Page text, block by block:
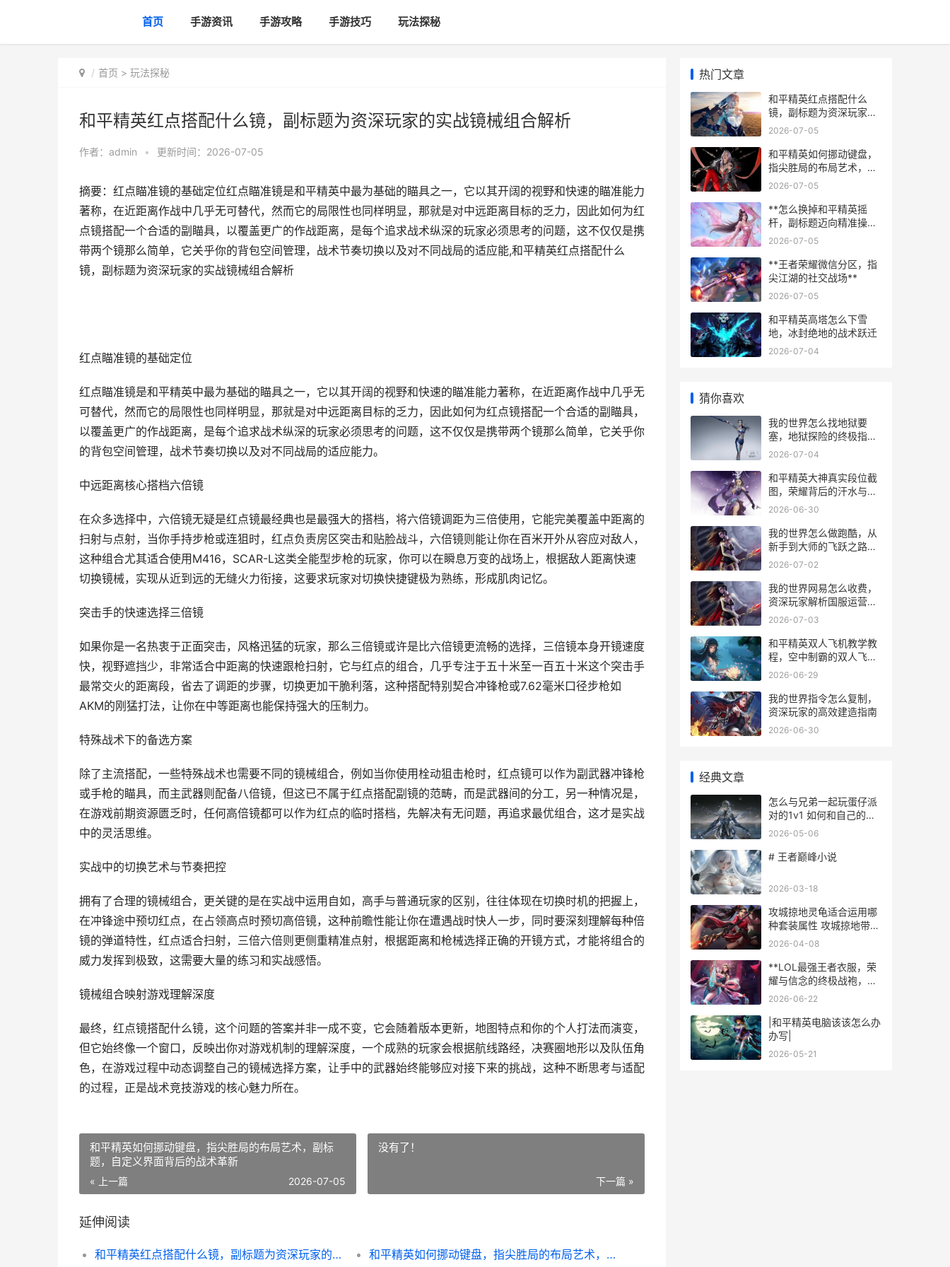
首页 手游资讯 手游攻略 手游技巧 玩法探秘
首页 > 玩法探秘
和平精英红点搭配什么镜，副标题为资深玩家的实战镜械组合解析
作者： admin • 更新时间：2026-07-05
摘要：红点瞄准镜的基础定位红点瞄准镜是和平精英中最为基础的瞄具之一，它以其开阔的视野和快速的瞄准能力
著称，在近距离作战中几乎无可替代，然而它的局限性也同样明显，那就是对中远距离目标的乏力，因此如何为红
点镜搭配一个合适的副瞄具，以覆盖更广的作战距离，是每个追求战术纵深的玩家必须思考的问题，这不仅仅是携
带两个镜那么简单，它关乎你的背包空间管理，战术节奏切换以及对不同战局的适应能,和平精英红点搭配什么
镜，副标题为资深玩家的实战镜械组合解析
红点瞄准镜的基础定位
红点瞄准镜是和平精英中最为基础的瞄具之一，它以其开阔的视野和快速的瞄准能力著称，在近距离作战中几乎无
可替代，然而它的局限性也同样明显，那就是对中远距离目标的乏力，因此如何为红点镜搭配一个合适的副瞄具，
以覆盖更广的作战距离，是每个追求战术纵深的玩家必须思考的问题，这不仅仅是携带两个镜那么简单，它关乎你
的背包空间管理，战术节奏切换以及对不同战局的适应能力。
中远距离核心搭档六倍镜
在众多选择中，六倍镜无疑是红点镜最经典也是最强大的搭档，将六倍镜调距为三倍使用，它能完美覆盖中距离的
扫射与点射，当你手持步枪或连狙时，红点负责房区突击和贴脸战斗，六倍镜则能让你在百米开外从容应对敌人，
这种组合尤其适合使用M416，SCAR-L这类全能型步枪的玩家，你可以在瞬息万变的战场上，根据敌人距离快速
切换镜械，实现从近到远的无缝火力衔接，这要求玩家对切换快捷键极为熟练，形成肌肉记忆。
突击手的快速选择三倍镜
如果你是一名热衷于正面突击，风格迅猛的玩家，那么三倍镜或许是比六倍镜更流畅的选择，三倍镜本身开镜速度
快，视野遮挡少，非常适合中距离的快速跟枪扫射，它与红点的组合，几乎专注于五十米至一百五十米这个突击手
最常交火的距离段，省去了调距的步骤，切换更加干脆利落，这种搭配特别契合冲锋枪或7.62毫米口径步枪如
AKM的刚猛打法，让你在中等距离也能保持强大的压制力。
特殊战术下的备选方案
除了主流搭配，一些特殊战术也需要不同的镜械组合，例如当你使用栓动狙击枪时，红点镜可以作为副武器冲锋枪
或手枪的瞄具，而主武器则配备八倍镜，但这已不属于红点搭配副镜的范畴，而是武器间的分工，另一种情况是，
在游戏前期资源匮乏时，任何高倍镜都可以作为红点的临时搭档，先解决有无问题，再追求最优组合，这才是实战
中的灵活思维。
实战中的切换艺术与节奏把控
拥有了合理的镜械组合，更关键的是在实战中运用自如，高手与普通玩家的区别，往往体现在切换时机的把握上，
在冲锋途中预切红点，在占领高点时预切高倍镜，这种前瞻性能让你在遭遇战时快人一步，同时要深刻理解每种倍
镜的弹道特性，红点适合扫射，三倍六倍则更侧重精准点射，根据距离和枪械选择正确的开镜方式，才能将组合的
威力发挥到极致，这需要大量的练习和实战感悟。
镜械组合映射游戏理解深度
最终，红点镜搭配什么镜，这个问题的答案并非一成不变，它会随着版本更新，地图特点和你的个人打法而演变，
但它始终像一个窗口，反映出你对游戏机制的理解深度，一个成熟的玩家会根据航线路经，决赛圈地形以及队伍角
色，在游戏过程中动态调整自己的镜械选择方案，让手中的武器始终能够应对接下来的挑战，这种不断思考与适配
的过程，正是战术竞技游戏的核心魅力所在。
和平精英如何挪动键盘，指尖胜局的布局艺术，副标
题，自定义界面背后的战术革新
« 上一篇 2026-07-05
没有了！
下一篇 »
延伸阅读
和平精英红点搭配什么镜，副标题为资深玩家的实战镜械组合解析 和平精英如何挪动键盘，指尖胜局的布局艺术，副标题，自定义界面背后的战术革新
热门文章
和平精英红点搭配什么
镜，副标题为资深玩家的
实战镜械组合解析
2026-07-05
和平精英如何挪动键盘，
指尖胜局的布局艺术，副
标题，自定义界面背后的
2026-07-05
**怎么换掉和平精英摇
杆，副标题迈向精准操控
的新境界**
2026-07-05
**王者荣耀微信分区，指
尖江湖的社交战场**
2026-07-05
和平精英高塔怎么下雪
地，冰封绝地的战术跃迁
2026-07-04
猜你喜欢
我的世界怎么找地狱要
塞，地狱探险的终极指
南，副标题，资深玩家的
2026-07-04
和平精英大神真实段位截
图，荣耀背后的汗水与智
慧
2026-06-30
我的世界怎么做跑酷，从
新手到大师的飞跃之路，
副标题，方块间的舞蹈艺
2026-07-02
我的世界网易怎么收费，
资深玩家解析国服运营模
式
2026-07-03
和平精英双人飞机教学教
程，空中制霸的双人飞行
指南
2026-06-29
我的世界指令怎么复制，
资深玩家的高效建造指南
2026-06-30
经典文章
怎么与兄弟一起玩蛋仔派
对的1v1 如何和自己的兄
弟谈恋爱
2026-05-06
# 王者巅峰小说
2026-03-18
攻城掠地灵龟适合运用哪
种套装属性 攻城掠地带什
么御宝
2026-04-08
**LOL最强王者衣服，荣
耀与信念的终极战袍，副
标题，峡谷之巅的无声宣
2026-06-22
|和平精英电脑该该怎么办
办写|
2026-05-21